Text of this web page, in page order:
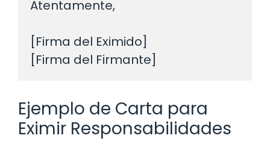
Atentamente,
[Firma del Eximido]
Ejemplo de Carta para
Eximir Responsabilidades